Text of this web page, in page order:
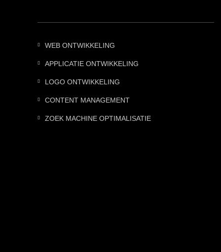
WEB ONTWIKKELING
APPLICATIE ONTWIKKELING
LOGO ONTWIKKELING
CONTENT MANAGEMENT
ZOEK MACHINE OPTIMALISATIE